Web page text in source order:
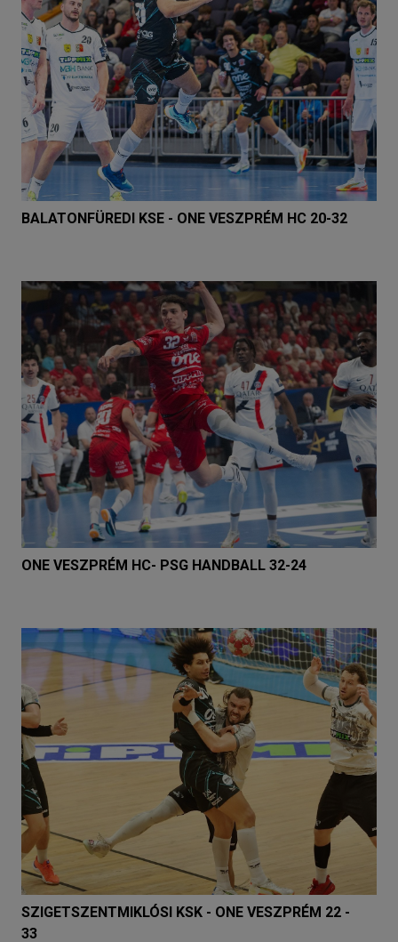
BALATONFÜREDI KSE - ONE VESZPRÉM HC 20-32
ONE VESZPRÉM HC- PSG HANDBALL 32-24
SZIGETSZENTMIKLÓSI KSK - ONE VESZPRÉM 22 -
33